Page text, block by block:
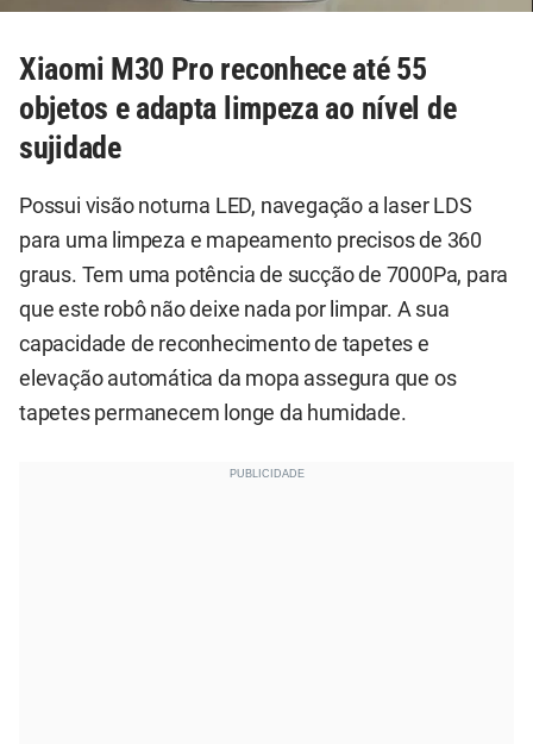
Xiaomi M30 Pro reconhece até 55
objetos e adapta limpeza ao nível de
sujidade
Possui visão noturna LED, navegação a laser LDS
para uma limpeza e mapeamento precisos de 360
graus. Tem uma potência de sucção de 7000Pa, para
que este robô não deixe nada por limpar. A sua
capacidade de reconhecimento de tapetes e
elevação automática da mopa assegura que os
tapetes permanecem longe da humidade.